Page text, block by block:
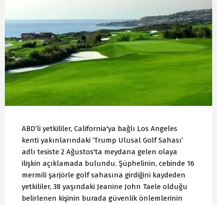
ABD’li yetkililer, California'ya bağlı Los Angeles
kenti yakınlarındaki ‘Trump Ulusal Golf Sahası’
adlı tesiste 2 Ağustos'ta meydana gelen olaya
ilişkin açıklamada bulundu. Şüphelinin, cebinde 16
mermili şarjörle golf sahasına girdiğini kaydeden
yetkililer, 38 yaşındaki Jeanine John Taele olduğu
belirlenen kişinin burada güvenlik önlemlerinin